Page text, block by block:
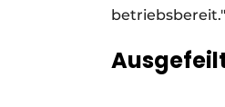
betriebsbereit."